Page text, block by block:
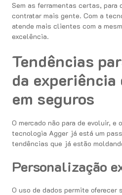
Sem as ferramentas certas, para
contratar mais gente. Com a
atende mais clientes com a
excelência.
Tendências
da
em seguros
O mercado não para de evoluir,
tecnologia Agger já está um
tendências que já estão
Personalização
O uso de dados permite oferecer